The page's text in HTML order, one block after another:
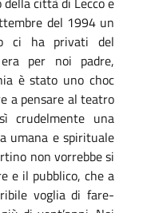
del 1994 un
ci ha privati del
per noi padre,
è stato uno choc
a pensare al teatro
crudelmente una
umana e spirituale
non vorrebbe si
e il pubblico, che a
voglia di fare-